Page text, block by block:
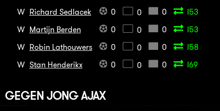
W Richard Sedlacek 0 0 0
I53
W Martijn Berden 0 0 0
I53
W Robin Lathouwers 0 0 0
I58
W Stan Henderikx 0 0 0 I69
GEGEN JONG AJAX